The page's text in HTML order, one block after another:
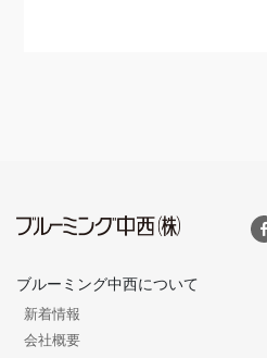
ブルーミング中西について
新着情報
会社概要